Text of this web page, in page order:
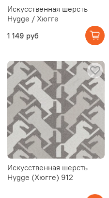
Искусственная шерсть
Hygge / Хюгге
1 149 руб
Искусственная шерсть
Hygge (Хюгге) 912